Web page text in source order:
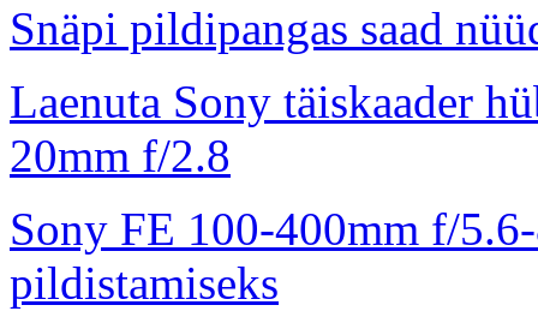
Snäpi pildipangas saad
Laenuta Sony täiskaader
20mm f/2.8
Sony FE 100-400mm f/
pildistamiseks